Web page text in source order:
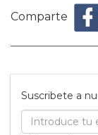
Comparte
Suscribete a